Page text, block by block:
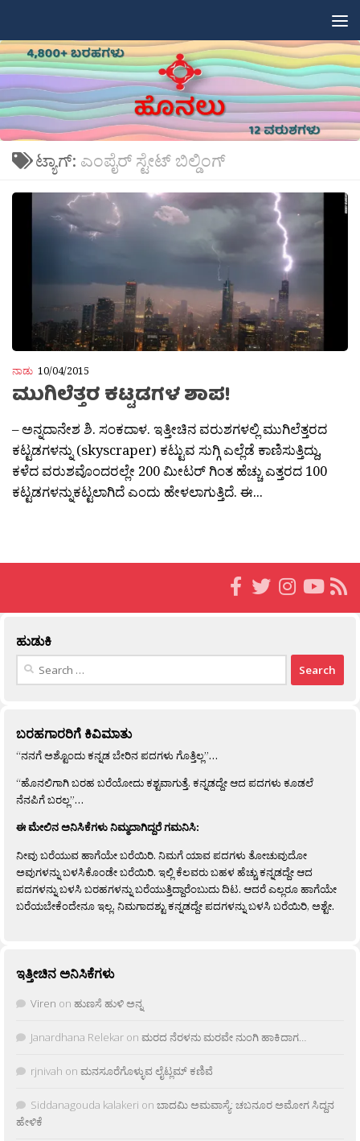
ಟ್ಯಾಗ್: ಎಂಪೈರ್ ಸ್ಟೇಟ್ ಬಿಲ್ಡಿಂಗ್
ನಾಡು 10/04/2015
ಮುಗಿಲೆತ್ತರ ಕಟ್ಟಡಗಳ ಶಾಪ!
– ಅನ್ನದಾನೇಶ ಶಿ. ಸಂಕದಾಳ. ಇತ್ತೀಚಿನ ವರುಶಗಳಲ್ಲಿ ಮುಗಿಲೆತ್ತರದ
ಕಟ್ಟಡಗಳನ್ನು (skyscraper) ಕಟ್ಟುವ ಸುಗ್ಗಿ ಎಲ್ಲೆಡೆ ಕಾಣಿಸುತ್ತಿದ್ದು,
ಕಳೆದ ವರುಶವೊಂದರಲ್ಲೇ 200 ಮೀಟರ್ ಗಿಂತ ಹೆಚ್ಚು ಎತ್ತರದ 100
ಕಟ್ಟಡಗಳನ್ನುಕಟ್ಟಲಾಗಿದೆ ಎಂದು ಹೇಳಲಾಗುತ್ತಿದೆ. ಈ...
ಹುಡುಕಿ
Search
ಬರಹಗಾರರಿಗೆ ಕಿವಿಮಾತು
“ನನಗೆ ಅಶ್ಟೊಂದು ಕನ್ನಡ ಬೇರಿನ ಪದಗಳು ಗೊತ್ತಿಲ್ಲ”…
“ಹೊನಲಿಗಾಗಿ ಬರಹ ಬರೆಯೋದು ಕಶ್ಟವಾಗುತ್ತೆ. ಕನ್ನಡದ್ದೇ ಆದ ಪದಗಳು ಕೂಡಲೆ
ನೆನಪಿಗೆ ಬರಲ್ಲ”…
ಈ ಮೇಲಿನ ಅನಿಸಿಕೆಗಳು ನಿಮ್ಮದಾಗಿದ್ದರೆ ಗಮನಿಸಿ:
ನೀವು ಬರೆಯುವ ಹಾಗೆಯೇ ಬರೆಯಿರಿ. ನಿಮಗೆ ಯಾವ ಪದಗಳು ತೋಚುವುದೋ
ಅವುಗಳನ್ನು ಬಳಸಿಕೊಂಡೇ ಬರೆಯಿರಿ. ಇಲ್ಲಿ ಕೆಲವರು ಬಹಳ ಹೆಚ್ಚು ಕನ್ನಡದ್ದೇ ಆದ
ಪದಗಳನ್ನು ಬಳಸಿ ಬರಹಗಳನ್ನು ಬರೆಯುತ್ತಿದ್ದಾರೆಂಬುದು ದಿಟ. ಆದರೆ ಎಲ್ಲರೂ ಹಾಗೆಯೇ
ಬರೆಯಬೇಕೆಂದೇನೂ ಇಲ್ಲ. ನಿಮಗಾದಶ್ಟು ಕನ್ನಡದ್ದೇ ಪದಗಳನ್ನು ಬಳಸಿ ಬರೆಯಿರಿ, ಅಶ್ಟೇ.
ಇತ್ತೀಚಿನ ಅನಿಸಿಕೆಗಳು
Viren on ಹುಣಸೆ ಹುಳಿ ಅನ್ನ
Janardhana Relekar on ಮರದ ನೆರಳನು ಮರವೇ ನುಂಗಿ ಹಾಕಿದಾಗ…
rjnivah on ಮನಸೂರೆಗೊಳ್ಳುವ ಲೈಟ್ಲಮ್ ಕಣಿವೆ
Siddanagouda kalakeri on ಬಾದಮಿ ಅಮವಾಸ್ಯೆ: ಚಬನೂರ ಅಮೋಗ ಸಿದ್ದನ
ಹೇಳಿಕೆ